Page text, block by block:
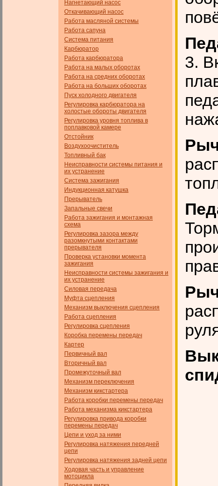
Нагнетающий насос
Откачивающий насос
Работа масляной системы
Работа сапуна
Система питания
Карбюратор
Работа карбюратора
Работа на малых оборотах
Работа на средних оборотах
Работа на больших оборотах
Пуск холодного двигателя
Регулировка карбюратора на
холостые обороты двигателя
Регулировка уровня топлива в
поплавковой камере
Отстойник
Воздухоочиститель
Топливный бак
Неисправности системы питания и
их устранение
Система зажигания
Индукционная катушка
Прерыватель
Запальные свечи
Работа зажигания и монтажная
схема
Регулировка зазора между
разомкнутыми контактами
прерывателя
Проверка установки момента
зажигания
Неисправности системы зажигания и
их устранение
Силовая передача
Муфта сцепления
Механизм выключения сцепления
Работа сцепления
Регулировка сцепления
Коробка перемены передач
Картер
Первичный вал
Вторичный вал
Промежуточный вал
Механизм переключения
Механизм кикстартера
Работа коробки перемены передач
Работа механизма кикстартера
Регулировка привода коробки
перемены передач
Цепи и уход за ними
Регулировка натяжения передней
цепи
Регулировка натяжения задней цепи
Ходовая часть и управление
мотоцикла
3.